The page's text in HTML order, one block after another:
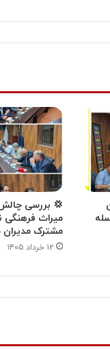
💢 بررسی
میراث
مشترک
۱۲ خرداد ۱۴۰۵